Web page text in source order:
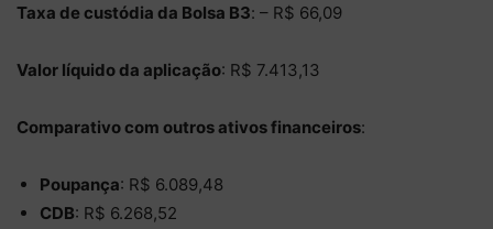
Taxa de custódia da Bolsa B3: – R$ 66,09
Valor líquido da aplicação: R$ 7.413,13
Comparativo com outros ativos financeiros:
Poupança: R$ 6.089,48
CDB: R$ 6.268,52